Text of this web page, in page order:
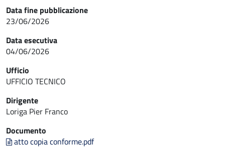
Data fine pubblicazione
23/06/2026
Data esecutiva
04/06/2026
Ufficio
UFFICIO TECNICO
Dirigente
Loriga Pier Franco
Documento
atto copia conforme.pdf